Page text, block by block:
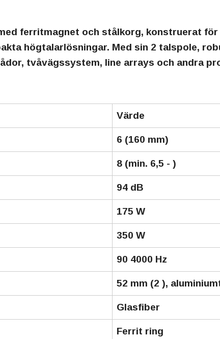
ferritmagnet och stålkorg, konstruerat
högtalarlösningar. Med sin 2 talspole,
tvåvägssystem, line arrays och andra
Värde
6 (160 mm)
8 (min. 6,5 - )
94 dB
175 W
350 W
90 4000 Hz
52 mm (2 ),
Glasfiber
Ferrit ring